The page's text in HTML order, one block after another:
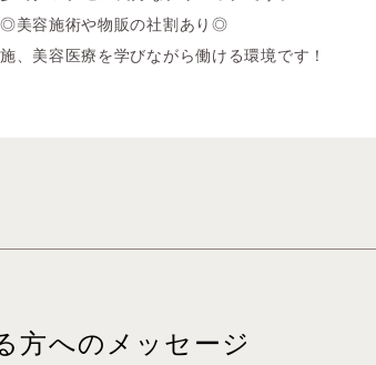
美容施術や物販の社割あり◎
、美容医療を学びながら働ける環境です！
方へのメッセージ